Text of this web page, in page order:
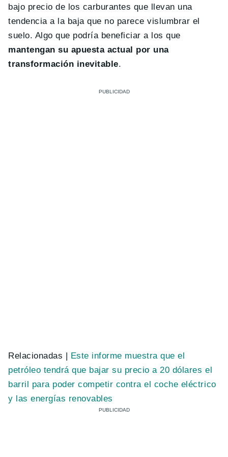
bajo precio de los carburantes que llevan una
tendencia a la baja que no parece vislumbrar el
suelo. Algo que podría beneficiar a los que
mantengan su apuesta actual por una
transformación inevitable.
Relacionadas |
Este informe muestra que el
petróleo tendrá que bajar su precio a 20 dólares el
barril para poder competir contra el coche eléctrico
y las energías renovables